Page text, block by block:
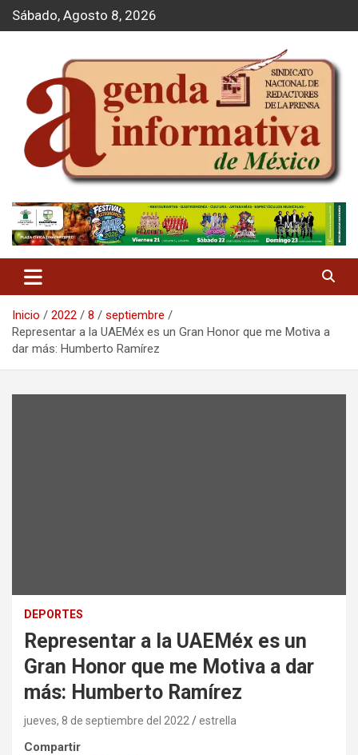
d
Sábado, Agosto 8, 2026
Agenda Informativa
Inicio 2022 8
septiembre
Representar a la UAEMéx es un Gran Honor que me Motiva a
dar más: Humberto Ramírez
DEPORTES
Representar a la UAEMéx es un
Gran Honor que me Motiva a dar
más: Humberto Ramírez
jueves, 8 de septiembre del 2022 estrella
Compartir